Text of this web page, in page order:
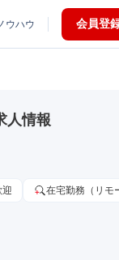
ウハウ 会員登
人情報
迎 在宅勤務（リモ